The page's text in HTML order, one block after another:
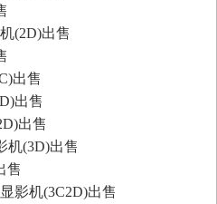
(2D)出售
出售
出售
出售
机(3D)出售
售
影机(3C2D)出售